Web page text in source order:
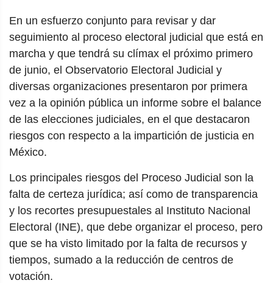
En un esfuerzo conjunto para revisar y dar
seguimiento al proceso electoral judicial que está en
marcha y que tendrá su clímax el próximo primero
de junio, el Observatorio Electoral Judicial y
diversas organizaciones presentaron por primera
vez a la opinión pública un informe sobre el balance
de las elecciones judiciales, en el que destacaron
riesgos con respecto a la impartición de justicia en
México.
Los principales riesgos del Proceso Judicial son la
falta de certeza jurídica; así como de transparencia
y los recortes presupuestales al Instituto Nacional
Electoral (INE), que debe organizar el proceso, pero
que se ha visto limitado por la falta de recursos y
tiempos, sumado a la reducción de centros de
votación.